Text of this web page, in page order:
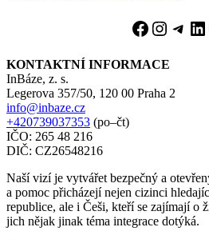
Facebook
KONTAKTNÍ INFORMACE
InBáze, z. s.
Legerova 357/50, 120 00 Praha 2
info@inbaze.cz
+420739037353 (po–čt)
IČO: 265 48 216
DIČ: CZ26548216
Naší vizí je vytvářet bezpečný a
a pomoc přicházejí nejen cizinci
republice, ale i Češi, kteří se zajímají o
jich nějak jinak téma integrace dotýká.